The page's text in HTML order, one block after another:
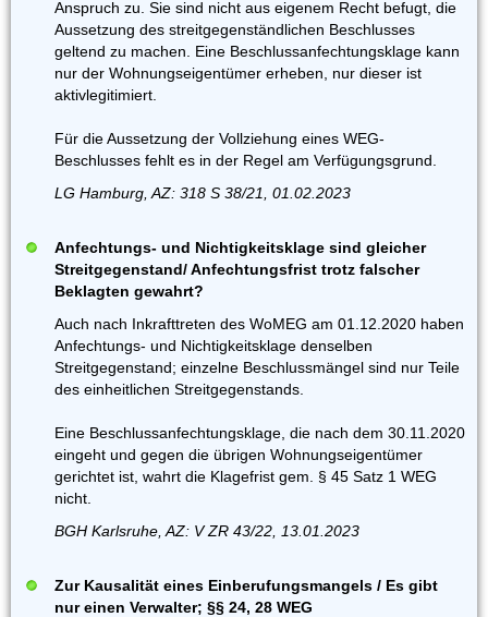
Anspruch zu. Sie sind nicht aus eigenem Recht befugt, die
Aussetzung des streitgegenständlichen Beschlusses
geltend zu machen. Eine Beschlussanfechtungsklage kann
nur der Wohnungseigentümer erheben, nur dieser ist
aktivlegitimiert.
Für die Aussetzung der Vollziehung eines WEG-
Beschlusses fehlt es in der Regel am Verfügungsgrund.
LG Hamburg, AZ: 318 S 38/21, 01.02.2023
Anfechtungs- und Nichtigkeitsklage sind gleicher
Streitgegenstand/ Anfechtungsfrist trotz falscher
Beklagten gewahrt?
Auch nach Inkrafttreten des WoMEG am 01.12.2020 haben
Anfechtungs- und Nichtigkeitsklage denselben
Streitgegenstand; einzelne Beschlussmängel sind nur Teile
des einheitlichen Streitgegenstands.
Eine Beschlussanfechtungsklage, die nach dem 30.11.2020
eingeht und gegen die übrigen Wohnungseigentümer
gerichtet ist, wahrt die Klagefrist gem. § 45 Satz 1 WEG
nicht.
BGH Karlsruhe, AZ: V ZR 43/22, 13.01.2023
Zur Kausalität eines Einberufungsmangels / Es gibt
nur einen Verwalter; §§ 24, 28 WEG